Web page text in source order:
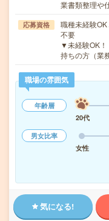
業書類整理や
応募資格
職種未経験
不要
▼未経験OK
持ちの方（業
職場の雰囲気
年齢層
20代
男女比率
女性
気になる!